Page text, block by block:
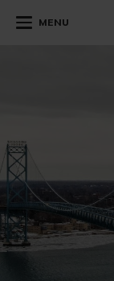
MENU